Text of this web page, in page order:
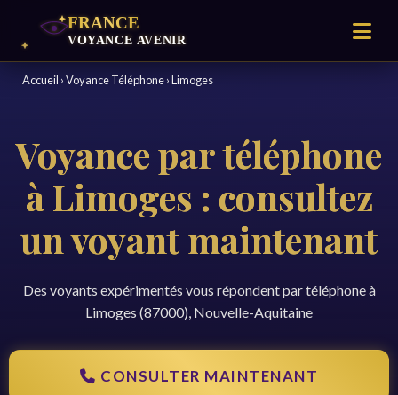
Accueil ›Voyance Téléphone›Limoges
Voyance par téléphone
à Limoges : consultez
un voyant maintenant
Des voyants expérimentés vous répondent par téléphone à
Limoges (87000), Nouvelle-Aquitaine
CONSULTER MAINTENANT